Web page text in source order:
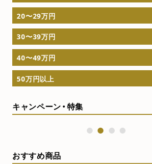
20〜29万円
30〜39万円
40〜49万円
50万円以上
キャンペーン・特集
3
おすすめ商品